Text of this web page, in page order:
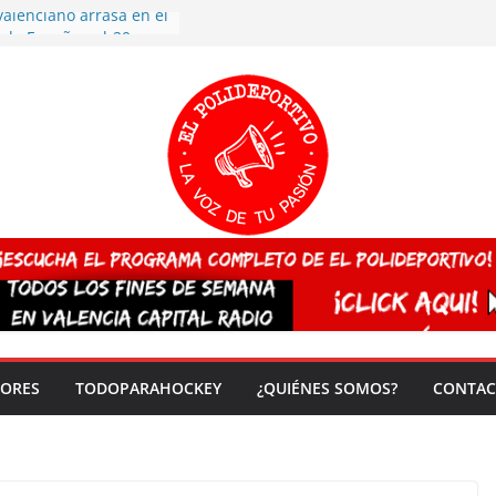
arrasa en el
más talento y
concluyen los
TRICV 2025-2026
TODOPARAHOCKEY ¿QUIÉNES SOMOS?